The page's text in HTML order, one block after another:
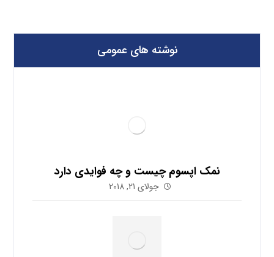
نوشته های عمومی
نمک اپسوم چیست و چه فوایدی دارد
جولای 21, 2018